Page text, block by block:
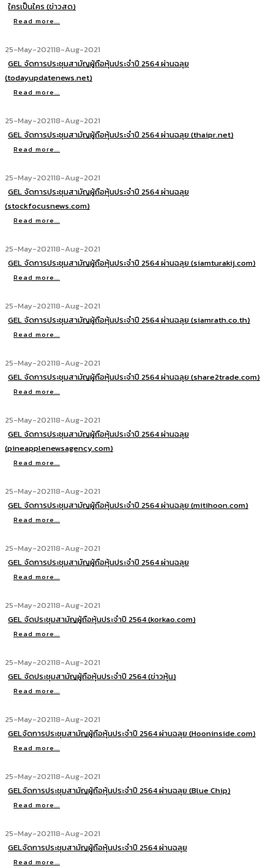
ใครเป็นใคร (ข่าวสด)
Read more...
25-May-202118-Aug-2021
GEL จัดการประชุมสามัญผู้ถือหุ้นประจำปี 2564 ผ่านฉลุย
(todayupdatenews.net)
Read more...
25-May-202118-Aug-2021
GEL จัดการประชุมสามัญผู้ถือหุ้นประจำปี 2564 ผ่านฉลุย (thaipr.net)
Read more...
25-May-202118-Aug-2021
GEL จัดการประชุมสามัญผู้ถือหุ้นประจำปี 2564 ผ่านฉลุย
(stockfocusnews.com)
Read more...
25-May-202118-Aug-2021
GEL จัดการประชุมสามัญผู้ถือหุ้นประจำปี 2564 ผ่านฉลุย (siamturakij.com)
Read more...
25-May-202118-Aug-2021
GEL จัดการประชุมสามัญผู้ถือหุ้นประจำปี 2564 ผ่านฉลุย (siamrath.co.th)
Read more...
25-May-202118-Aug-2021
GEL จัดการประชุมสามัญผู้ถือหุ้นประจำปี 2564 ผ่านฉลุย (share2trade.com)
Read more...
25-May-202118-Aug-2021
GEL จัดการประชุมสามัญผู้ถือหุ้นประจำปี 2564 ผ่านฉลุย
(pineapplenewsagency.com)
Read more...
25-May-202118-Aug-2021
GEL จัดการประชุมสามัญผู้ถือหุ้นประจำปี 2564 ผ่านฉลุย (mitihoon.com)
Read more...
25-May-202118-Aug-2021
GEL จัดการประชุมสามัญผู้ถือหุ้นประจำปี 2564 ผ่านฉลุย
Read more...
25-May-202118-Aug-2021
GEL จัดประชุมสามัญผู้ถือหุ้นประจำปี 2564 (korkao.com)
Read more...
25-May-202118-Aug-2021
GEL จัดประชุมสามัญผู้ถือหุ้นประจำปี 2564 (ข่าวหุ้น)
Read more...
25-May-202118-Aug-2021
GELจัดการประชุมสามัญผู้ถือหุ้นประจำปี 2564 ผ่านฉลุย (Hooninside.com)
Read more...
25-May-202118-Aug-2021
GELจัดการประชุมสามัญผู้ถือหุ้นประจำปี 2564 ผ่านฉลุย (Blue Chip)
Read more...
25-May-202118-Aug-2021
GELจัดการประชุมสามัญผู้ถือหุ้นประจำปี 2564 ผ่านฉลุย
Read more...